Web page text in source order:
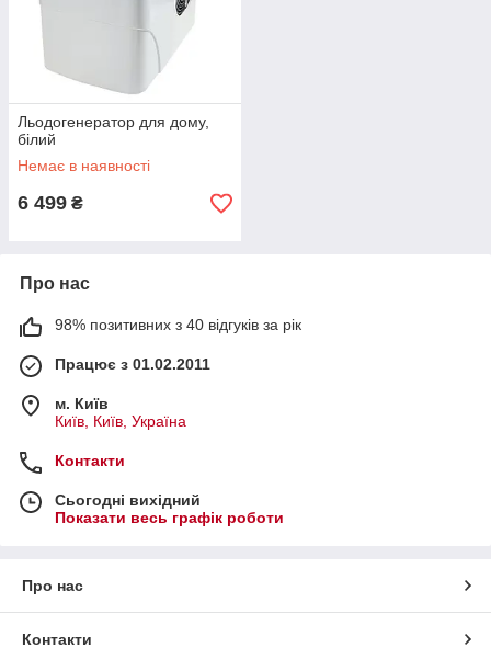
Льодогенератор для дому,
білий
Немає в наявності
6 499 ₴
Про нас
98% позитивних з 40 відгуків за рік
Працює з 01.02.2011
м. Київ
Київ, Київ, Україна
Контакти
Сьогодні вихідний
Показати весь графік роботи
Про нас
Контакти